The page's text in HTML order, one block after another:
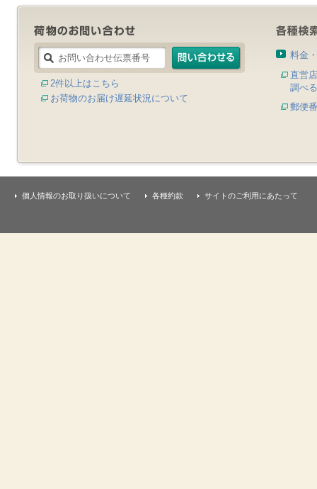
2件以上はこちら
お荷物のお届け遅延状況について
料金
直営
調べる
郵便
個人情報のお取り扱いについて 各種約款 サイトのご利用にあたって